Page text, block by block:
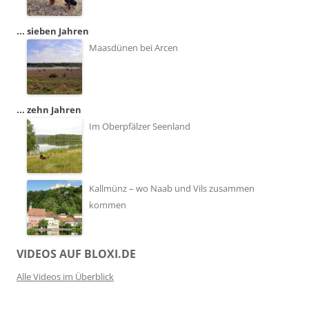
... sieben Jahren
Maasdünen bei Arcen
... zehn Jahren
Im Oberpfälzer Seenland
Kallmünz – wo Naab und Vils zusammen
kommen
VIDEOS AUF BLOXI.DE
Alle Videos im Überblick